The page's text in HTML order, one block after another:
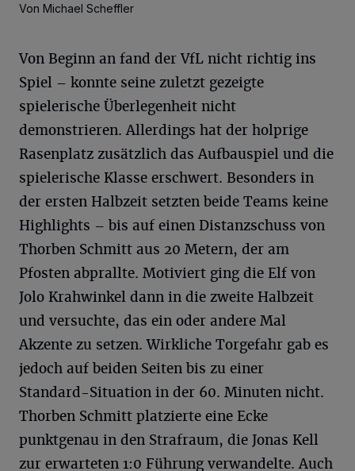
Von Michael Scheffler
Von Beginn an fand der VfL nicht richtig ins
Spiel – konnte seine zuletzt gezeigte
spielerische Überlegenheit nicht
demonstrieren. Allerdings hat der holprige
Rasenplatz zusätzlich das Aufbauspiel und die
spielerische Klasse erschwert. Besonders in
der ersten Halbzeit setzten beide Teams keine
Highlights – bis auf einen Distanzschuss von
Thorben Schmitt aus 20 Metern, der am
Pfosten abprallte. Motiviert ging die Elf von
Jolo Krahwinkel dann in die zweite Halbzeit
und versuchte, das ein oder andere Mal
Akzente zu setzen. Wirkliche Torgefahr gab es
jedoch auf beiden Seiten bis zu einer
Standard-Situation in der 60. Minuten nicht.
Thorben Schmitt platzierte eine Ecke
punktgenau in den Strafraum, die Jonas Kell
zur erwarteten 1:0 Führung verwandelte. Auch